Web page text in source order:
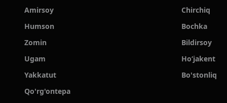
Amirsoy
Chirchiq
Humson
Bochka
Zomin
Bildirsoy
Ugam
Hoʻjakent
Yakkatut
Bo'stonliq
Qo'rg'ontepa